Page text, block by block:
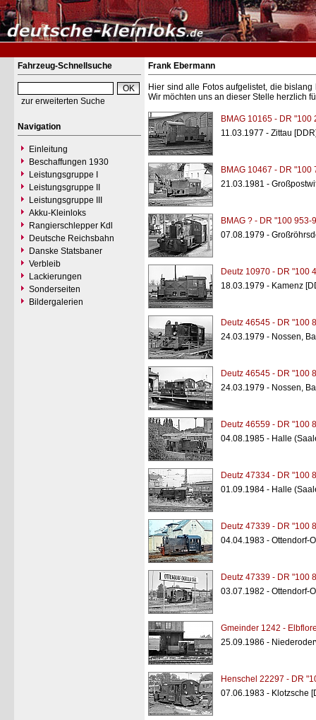
Fahrzeug-Schnellsuche
zur erweiterten Suche
Navigation
Einleitung
Beschaffungen 1930
Leistungsgruppe I
Leistungsgruppe II
Leistungsgruppe III
Akku-Kleinloks
Rangierschlepper Kdl
Deutsche Reichsbahn
Danske Statsbaner
Verbleib
Lackierungen
Sonderseiten
Bildergalerien
Frank Ebermann
Hier sind alle Fotos aufgelistet, die
Wir möchten uns an dieser Stelle herzlich
BMAG 10165 - DR "100
11.03.1977 - Zittau
BMAG 10467 - DR "100
21.03.1981 -
BMAG ? - DR "100 953-
07.08.1979 -
Deutz 10970 - DR "100
18.03.1979 - Kamenz
Deutz 46545 - DR "100
24.03.1979 - Nossen,
Deutz 46545 - DR "100
24.03.1979 - Nossen,
Deutz 46559 - DR "100
04.08.1985 - Halle
Deutz 47334 - DR "100
01.09.1984 - Halle
Deutz 47339 - DR "100
04.04.1983 - Ottendorf-
Deutz 47339 - DR "100
03.07.1982 - Ottendorf-
Gmeinder 1242 -
25.09.1986 -
Henschel 22297 - DR
07.06.1983 - Klotzsche